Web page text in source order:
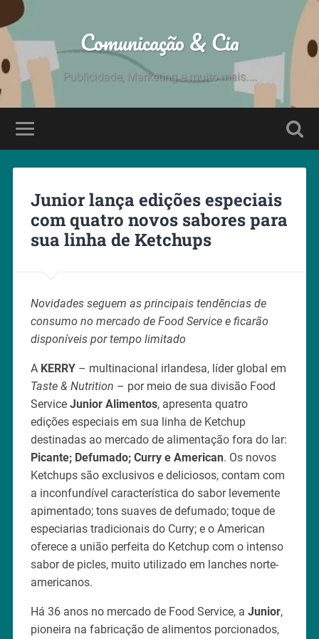
Comunicação & Cia
Publicidade, Marketing e muito mais....
Junior lança edições especiais
com quatro novos sabores para
sua linha de Ketchups
Novidades seguem as principais tendências de
consumo no mercado de Food Service e ficarão
disponíveis por tempo limitado
A KERRY– multinacional irlandesa, líder global em
Taste & Nutrition – por meio de sua divisão Food
Service Junior Alimentos, apresenta quatro
edições especiais em sua linha de Ketchup
destinadas ao mercado de alimentação fora do lar:
Picante; Defumado; Curry e American. Os novos
Ketchups são exclusivos e deliciosos, contam com
a inconfundível característica do sabor levemente
apimentado; tons suaves de defumado; toque de
especiarias tradicionais do Curry; e o American
oferece a união perfeita do Ketchup com o intenso
sabor de picles, muito utilizado em lanches norte-
americanos.
Há 36 anos no mercado de Food Service, a Junior,
pioneira na fabricação de alimentos porcionados,